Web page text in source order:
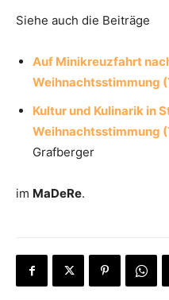
Siehe auch die Beiträge
Auf Minikreuzfahrt
Weihnachtsstimmung
Kultur und Kulinarik in
Weihnachtsstimmung
Grafberger
im MaDeRe.